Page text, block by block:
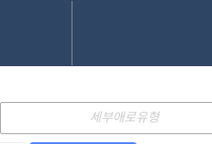
세부애로유형